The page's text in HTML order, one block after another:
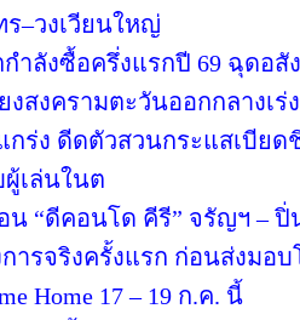
ร–วงเวียนใหญ่
กำลังซื้อครึ่งแรกปี 69 ฉุดอ
งสงครามตะวันออกกลางเ
กร่ง ดีดตัวสวนกระแสเบีย
เล่นในต
น “ดีคอนโด คีรี” จรัญฯ – ปิ่
ารจริงครั้งแรก ก่อนส่งม
Home 17 – 19 ก.ค. นี้